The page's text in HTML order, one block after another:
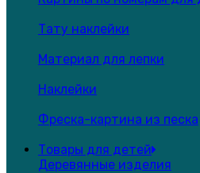
Тату наклейки
Материал для лепки
Наклейки
Фреска-картина из песка
Товары для детей
Деревянные изделия